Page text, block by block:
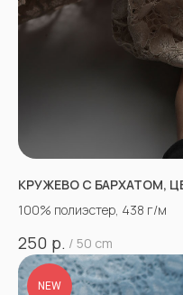
КРУЖЕВО С БАРХАТОМ,
100% полиэстер, 438 г/м
250 р. / 50 cm
NEW